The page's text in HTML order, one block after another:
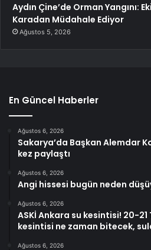
Aydın Çine’de Orman Yangını:
Karadan Müdahale Ediyor
Ağustos 5, 2026
En Güncel Haberler
Ağustos 6, 2026
Sakarya’da Başkan Alemdar
kez paylaştı
Ağustos 6, 2026
Angi hissesi bugün neden
Ağustos 6, 2026
ASKİ Ankara su kesintisi! 20-
kesintisi ne zaman bitecek,
Ağustos 6, 2026